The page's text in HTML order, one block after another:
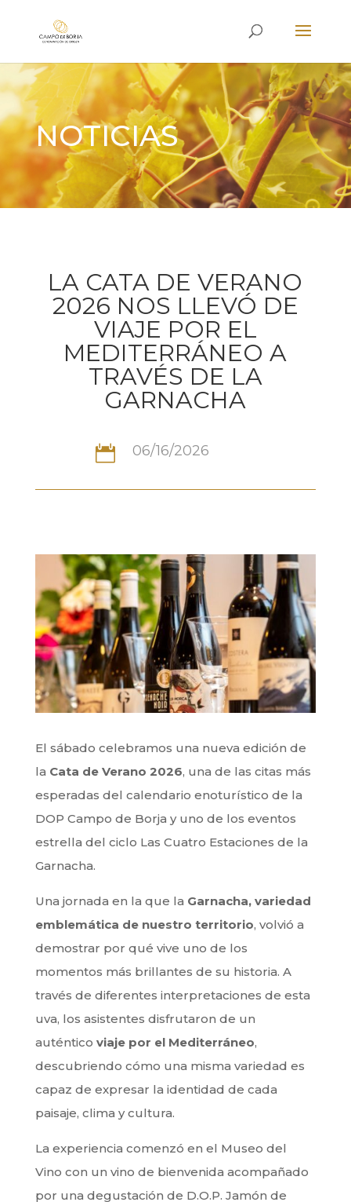
NOTICIAS
LA CATA DE VERANO
2026 NOS LLEVÓ DE
VIAJE POR EL
MEDITERRÁNEO A
TRAVÉS DE LA
GARNACHA
 06/16/2026
El sábado celebramos una nueva edición de
la Cata de Verano 2026, una de las citas más
esperadas del calendario enoturístico de la
DOP Campo de Borja y uno de los eventos
estrella del ciclo Las Cuatro Estaciones de la
Garnacha.
Una jornada en la que la Garnacha, variedad
emblemática de nuestro territorio, volvió a
demostrar por qué vive uno de los
momentos más brillantes de su historia. A
través de diferentes interpretaciones de esta
uva, los asistentes disfrutaron de un
auténtico viaje por el Mediterráneo,
descubriendo cómo una misma variedad es
capaz de expresar la identidad de cada
paisaje, clima y cultura.
La experiencia comenzó en el Museo del
Vino con un vino de bienvenida acompañado
por una degustación de D.O.P. Jamón de